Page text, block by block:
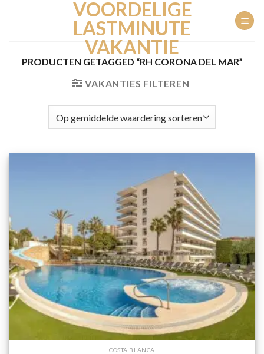
VOORDELIGE
LASTMINUTE
VAKANTIE
PRODUCTEN GETAGGED “RH CORONA DEL MAR”
VAKANTIES FILTEREN
COSTA BLANCA